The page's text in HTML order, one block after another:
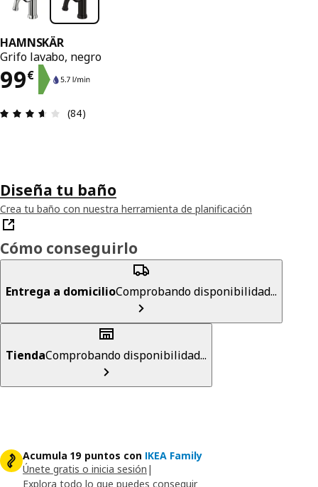
HAMNSKÄR
Grifo lavabo, negro
99€
El precio 99€
Reseña: 3.6 de 5 estrellas. Revisiones totales: 84
(84)
Diseña tu baño
Crea tu baño con nuestra herramienta de planificación
Cómo conseguirlo
Entrega a domicilioComprobando disponibilidad...
TiendaComprobando disponibilidad...
Acumula 19 puntos con IKEA Family
Únete gratis o inicia sesión |
Explora todo lo que puedes conseguir